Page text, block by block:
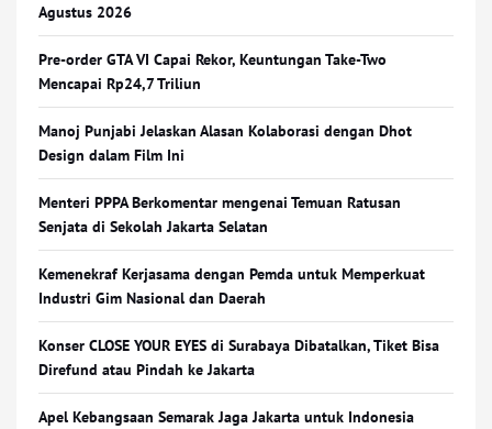
Agustus 2026
Pre-order GTA VI Capai Rekor, Keuntungan Take-Two
Mencapai Rp24,7 Triliun
Manoj Punjabi Jelaskan Alasan Kolaborasi dengan Dhot
Design dalam Film Ini
Menteri PPPA Berkomentar mengenai Temuan Ratusan
Senjata di Sekolah Jakarta Selatan
Kemenekraf Kerjasama dengan Pemda untuk Memperkuat
Industri Gim Nasional dan Daerah
Konser CLOSE YOUR EYES di Surabaya Dibatalkan, Tiket Bisa
Direfund atau Pindah ke Jakarta
Apel Kebangsaan Semarak Jaga Jakarta untuk Indonesia